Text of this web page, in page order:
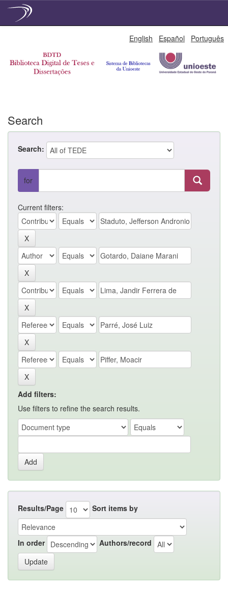
English Español Português
Search
Search:
for
Current filters:
Add filters:
Use filters to refine the search results.
Results/Page Sort items by
In order Authors/record